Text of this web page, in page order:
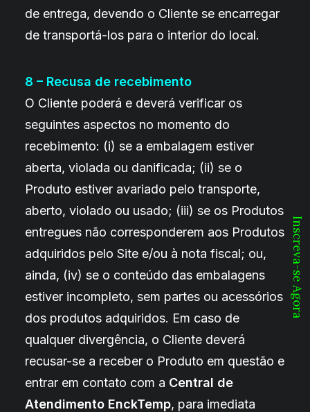
de entrega, devendo o Cliente se encarregar
de transportá-los para o interior do local.
8 – Recusa de recebimento
O Cliente poderá e deverá verificar os
seguintes aspectos no momento do
recebimento: (i) se a embalagem estiver
aberta, violada ou danificada; (ii) se o
Produto estiver avariado pelo transporte,
aberto, violado ou usado; (iii) se os Produtos
entregues não corresponderem aos Produtos
adquiridos pelo Site e/ou à nota fiscal; ou,
ainda, (iv) se o conteúdo das embalagens
estiver incompleto, sem partes ou acessórios
dos produtos adquiridos. Em caso de
qualquer divergência, o Cliente deverá
recusar-se a receber o Produto em questão e
entrar em contato com a Central de
Atendimento EnckTemp, para imediata
Inscreva-se Agora